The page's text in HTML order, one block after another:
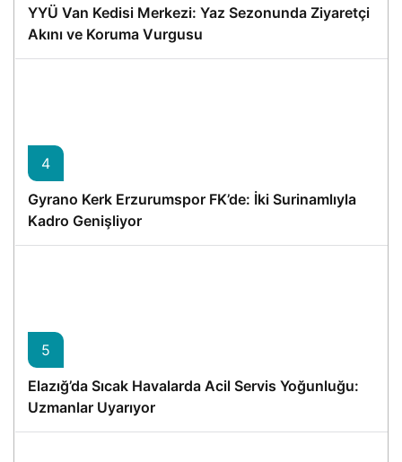
YYÜ Van Kedisi Merkezi: Yaz Sezonunda Ziyaretçi
Akını ve Koruma Vurgusu
4
Gyrano Kerk Erzurumspor FK’de: İki Surinamlıyla
Kadro Genişliyor
5
Elazığ’da Sıcak Havalarda Acil Servis Yoğunluğu:
Uzmanlar Uyarıyor